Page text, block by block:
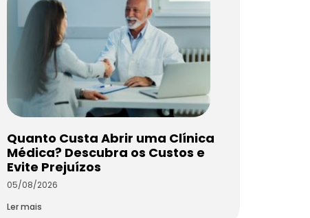
Quanto Custa Abrir uma Clínica
Médica? Descubra os Custos e
Evite Prejuízos
05/08/2026
Ler mais